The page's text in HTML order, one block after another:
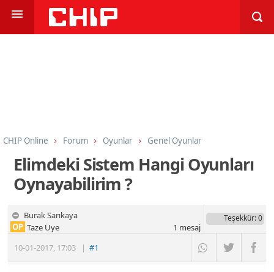
CHIP Online Forum Oyunlar Genel Oyunlar
Elimdeki Sistem Hangi Oyunları
Oynayabilirim ?
Burak Sarıkaya
10-01-2017, 17:03 |#1
OP Taze Üye
Teşekkür: 0
1 mesaj